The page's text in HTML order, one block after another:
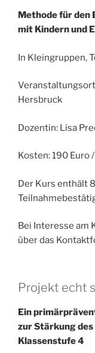
Methode für den
mit Kindern und
In Kleingruppen,
Hersbruck
Dozentin: Lisa
Kosten: 190 Euro
Der Kurs enthält
Bei Interesse am
über das
Projekt echt
Ein
zur Stärkung
Klassenstufe 4